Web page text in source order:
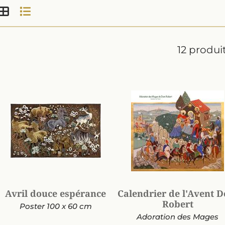
Affichage en grille
Affichage en liste
12
Avril douce espérance
Poster 100 x 60 cm
Calendrier de l'Avent
Robert
Adoration des Mages